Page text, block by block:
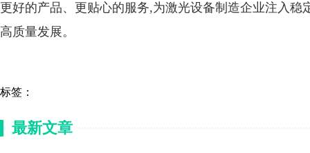
更好的产品、更贴心的服务,为激光设备制造企业注入
高质量发展。
标签：
最新文章